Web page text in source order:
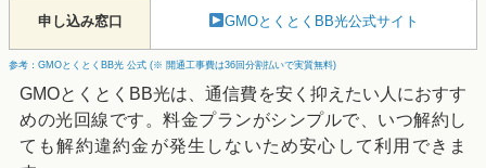
申し込み窓口 GMOとくとくBB光公式サイト
参考：GMOとくとくBB光 公式 (※ 開通工事費は36回分割払いで実質無料)
GMOとくとくBB光は、通信費を安く抑えたい人におすす
めの光回線です。料金プランがシンプルで、いつ解約し
ても解約違約金が発生しないため安心して利用できま